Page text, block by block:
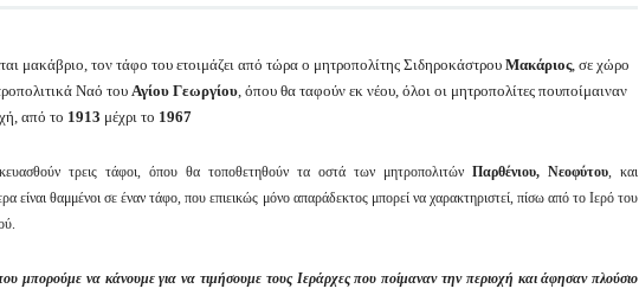
μακάβριο, τον τάφο του ετοιμάζει από τώρα ο μητροπολίτης Σιδηροκάστρου Μακάριος, σε χώρο
Ναό του Αγίου Γεωργίου, όπου θα ταφούν εκ νέου, όλοι οι μητροπολίτες πουποίμαιναν
από το 1913 μέχρι το 1967
τρεις τάφοι, όπου θα τοποθετηθούν τα οστά των μητροπολιτώνΠαρθένιου, Νεοφύτου, και
είναι θαμμένοι σε έναν τάφο, που επιεικώς μόνο απαράδεκτος μπορεί να χαρακτηριστεί, πίσω από το Ιερό του
μπορούμε να κάνουμε για να τιμήσουμε τους Ιεράρχες που ποίμαναν την περιοχή και άφησαν πλούσιο